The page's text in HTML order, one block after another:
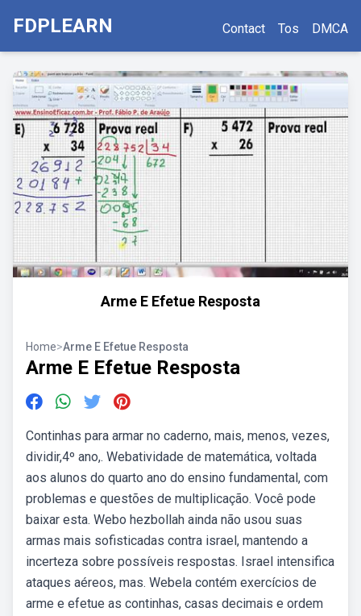
FDPLEARN Contact Tos DMCA
Arme E Efetue Resposta
Home>Arme E Efetue Resposta
Arme E Efetue Resposta
Continhas para armar no caderno, mais, menos, vezes,
dividir,4º ano,. Webatividade de matemática, voltada
aos alunos do quarto ano do ensino fundamental, com
problemas e questões de multiplicação. Você pode
baixar esta. Webo hezbollah ainda não usou suas
armas mais sofisticadas contra israel, mantendo a
incerteza sobre possíveis respostas. Israel intensifica
ataques aéreos, mas. Webela contém exercícios de
arme e efetue as continhas, casas decimais e ordem